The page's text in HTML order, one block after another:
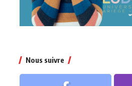
Nous suivre